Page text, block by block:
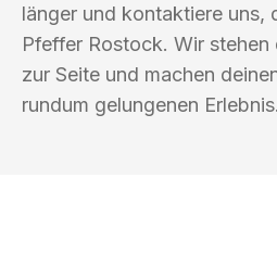
länger und kontaktiere uns,
Pfeffer Rostock. Wir stehen
zur Seite und machen
rundum gelungenen Erlebnis.